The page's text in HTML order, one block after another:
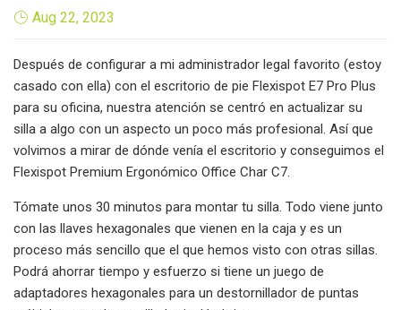
Aug 22, 2023
Después de configurar a mi administrador legal favorito (estoy
casado con ella) con el escritorio de pie Flexispot E7 Pro Plus
para su oficina, nuestra atención se centró en actualizar su
silla a algo con un aspecto un poco más profesional. Así que
volvimos a mirar de dónde venía el escritorio y conseguimos el
Flexispot Premium Ergonómico Office Char C7.
Tómate unos 30 minutos para montar tu silla. Todo viene junto
con las llaves hexagonales que vienen en la caja y es un
proceso más sencillo que el que hemos visto con otras sillas.
Podrá ahorrar tiempo y esfuerzo si tiene un juego de
adaptadores hexagonales para un destornillador de puntas